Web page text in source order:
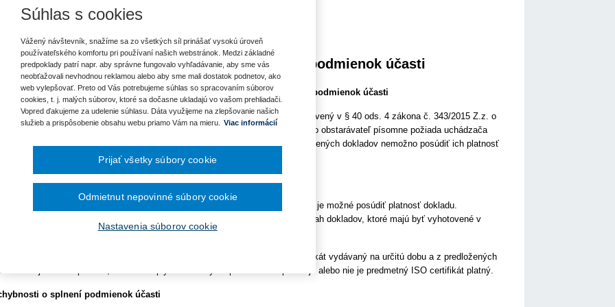
žiadostí o dotácie
pre zhotovenie analýzy
dunajského
December 2024
Október 2024
September 2024
Júl 2024
Jún 2024
Máj 2024
Apríl 2024
Marec 2024
Február 2024
December 2023
September 2023
1. 8. 2016
pojmy
dokladov preukazujúcich splnenie podmienok účasti
úprava vysvetľovania a doplnenia dokladov preukazujúcich splnenie podmienok účasti
vysvetľovania dokladov preukazujúcich splnenie podmienok účasti je zakotvený v § 40 ods. 4 zákona č. 343/2015 Z.z. o
obstarávaní (ďalej aj "ZVO"), v zmysle ktorého verejný obstarávateľ alebo obstarávateľ písomne požiada uchádzača
záujemcu o vysvetlenie alebo doplnenie predložených dokladov, ak z predložených dokladov nemožno posúdiť ich platnosť
splnenie podmienky účasti.
dokladov
ak na doklade absentuje dátum vydania dokladu, ide o situáciu, keď nie je možné posúdiť platnosť dokladu.
v § 32 ods. 2 ZVO vo vzťahu k osobnému postaveniu zakotvuje rozsah dokladov, ktoré majú byť vyhotovené v
lehote.
platnosti dokladov sa považuje aj prípad, keď je napríklad ISO certifikát vydávaný na určitú dobu a z predložených
nie je možné posúdiť, či v čase uplynutia lehoty na predkladanie ponúk je alebo nie je predmetný ISO certifikát platný.
o splnení podmienok účasti
Súhlas s cookies
Vážený návštevník, snažíme sa zo všetkých síl prinášať vysokú úroveň
používateľského komfortu pri používaní našich webstránok. Medzi základné
predpoklady patrí napr. aby správne fungovalo vyhľadávanie, aby sme vás
neobťažovali nevhodnou reklamou alebo aby sme mali dostatok podnetov, ako
web vylepšovať. Preto od Vás potrebujeme súhlas so spracovaním súborov
cookies, t. j. malých súborov, ktoré sa dočasne ukladajú vo vašom prehliadači.
Vopred ďakujeme za udelenie súhlasu. Dáta využijeme na zlepšovanie našich
služieb a prispôsobenie obsahu webu priamo Vám na mieru.
Viac informácií
Nastavenia súborov cookie
Odmietnut nepovinné súbory cookie
Prijať všetky súbory cookie